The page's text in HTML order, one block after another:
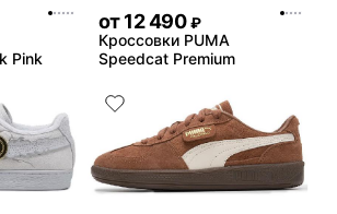
Pink
от12 490 ₽
Кроссовки PUMA
Speedcat Premium